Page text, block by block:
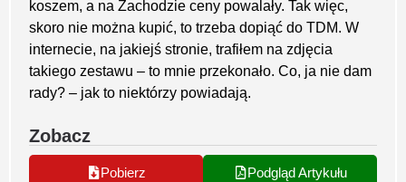
koszem, a na Zachodzie ceny powalały. Tak więc,
skoro nie można kupić, to trzeba dopiąć do TDM. W
internecie, na jakiejś stronie, trafiłem na zdjęcia
takiego zestawu – to mnie przekonało. Co, ja nie dam
rady? – jak to niektórzy powiadają.
Zobacz
Pobierz Podgląd Artykułu